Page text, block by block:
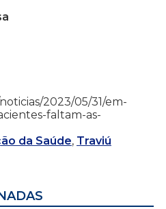
2023/05/31/em-
faltam-as-
da Saúde, Traviú